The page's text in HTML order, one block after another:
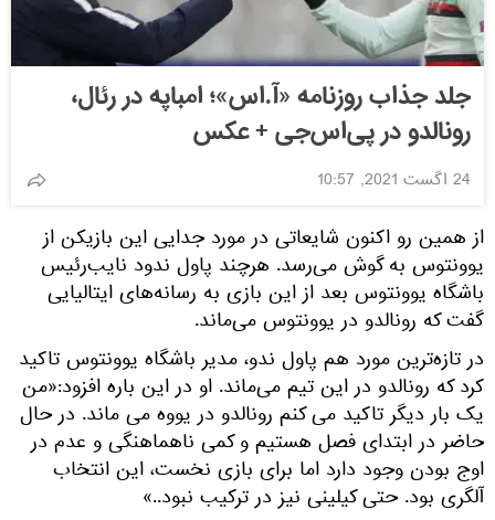
جلد جذاب روزنامه «آ.اس»؛ امباپه در رئال،
رونالدو در پی‌اس‌جی + عکس
24 اگست 2021, 10:57
از همین رو اکنون شایعاتی در مورد جدایی این بازیکن از
یوونتوس به گوش می‌رسد. هرچند پاول ندود نایب‌رئیس
باشگاه یوونتوس بعد از این بازی به رسانه‌های ایتالیایی
گفت که رونالدو در یوونتوس می‌ماند.
در تازه‌ترین مورد هم پاول ندو، مدیر باشگاه یوونتوس تاکید
کرد که رونالدو در این تیم می‌ماند. او در این باره افزود:«من
یک بار دیگر تاکید می کنم رونالدو در یووه می ماند. در حال
حاضر در ابتدای فصل هستیم و کمی ناهماهنگی و عدم در
اوج بودن وجود دارد اما برای بازی نخست، این انتخاب
آلگری بود. حتی کیلینی نیز در ترکیب نبود..»